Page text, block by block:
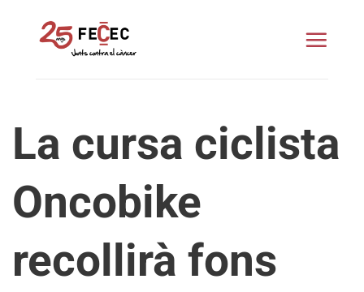
La cursa ciclista
Oncobike
recollirà fons